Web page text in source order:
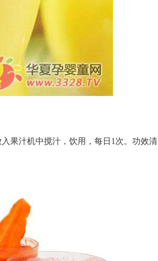
果汁机中搅汁，饮用，每日1次。功效清